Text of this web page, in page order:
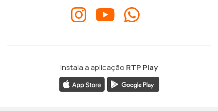
Instala a aplicação RTP Play